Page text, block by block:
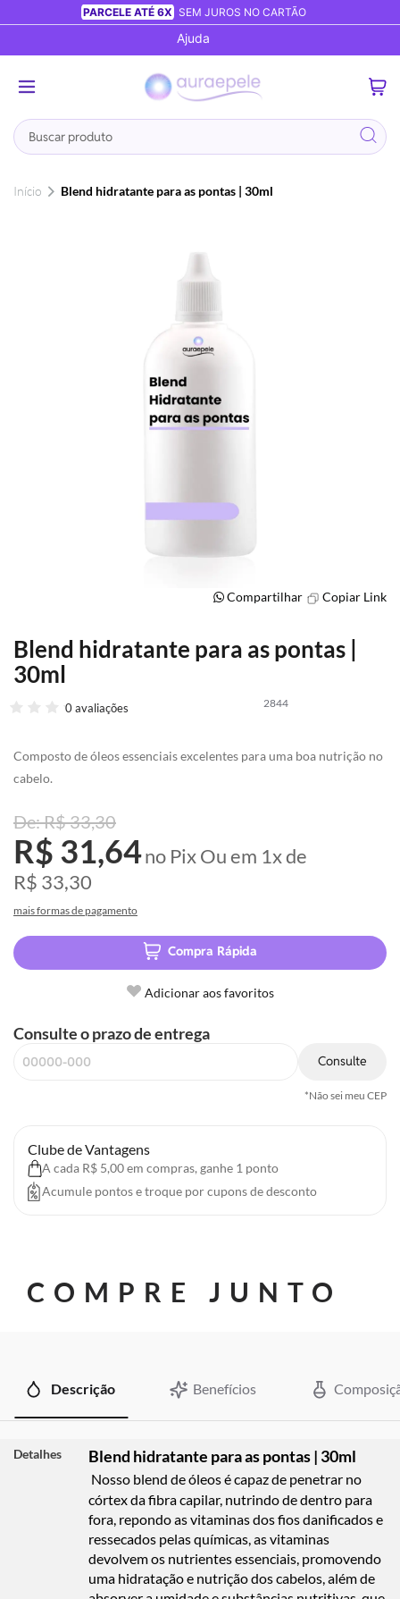
PARCELE ATÉ 6X SEM JUROS NO CARTÃO
Ajuda
Busca
Início Blend hidratante para as pontas | 30ml
Blend hidratante para as pontas |
30ml
2844
0 avaliações
Composto de óleos essenciais excelentes para uma boa nutrição no
cabelo.
R$ 33,30
R$ 31,64no PixOu em 1xde
R$ 33,30
mais formas de pagamento
Compra Rápida
Adicionar aos favoritos
Consulte o prazo de entrega
Consulte
*Não sei meu CEP
Clube de Vantagens
A cada R$ 5,00 em compras, ganhe 1 ponto
Acumule pontos e troque por cupons de desconto
Compartilhar Copiar Link
Saltar
para
o
de
COMPRE JUNTO
Descrição Benefícios
Detalhes Blend hidratante para as pontas | 30ml
Nosso blend de óleos é capaz de penetrar no
córtex da fibra capilar, nutrindo de dentro para
fora, repondo as vitaminas dos fios danificados e
ressecados pelas químicas, as vitaminas
devolvem os nutrientes essenciais, promovendo
uma hidratação e nutrição dos cabelos, além de